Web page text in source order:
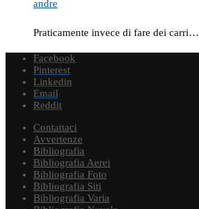
andre
Praticamente invece di fare dei carri…
Facebook
Pinterest
Linkedin
Email
Reddit
Contattaci
Avvertenze
Bibliografia
Bibliografia Aerei
Bibliografia Foto
Bibliografia Siti
Bibliografia Varia